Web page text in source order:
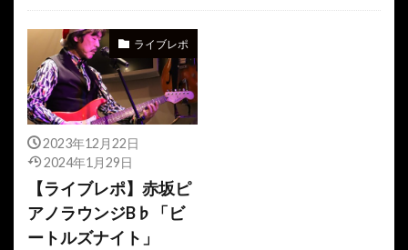
未分類
ライブレポ
2023年12月22日
2024年1月29日
【ライブレポ】赤坂ピ
アノラウンジB♭「ビ
ートルズナイト」